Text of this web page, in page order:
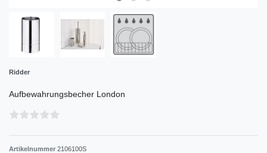
Ridder
Aufbewahrungsbecher London
Artikelnummer 2106100S